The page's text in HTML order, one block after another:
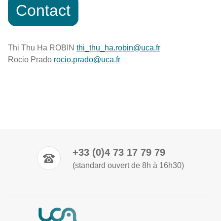
Contact
Thi Thu Ha ROBIN thi_thu_ha.robin@uca.fr
Rocio Prado rocio.prado@uca.fr
+33 (0)4 73 17 79 79
(standard ouvert de 8h à 16h30)